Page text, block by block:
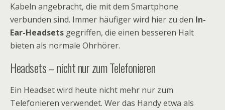
Kabeln angebracht, die mit dem Smartphone
verbunden sind. Immer häufiger wird hier zu den In-
Ear-Headsets gegriffen, die einen besseren Halt
bieten als normale Ohrhörer.
Headsets – nicht nur zum Telefonieren
Ein Headset wird heute nicht mehr nur zum
Telefonieren verwendet. Wer das Handy etwa als